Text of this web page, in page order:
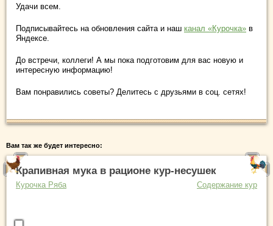
Удачи всем.
Подписывайтесь на обновления сайта и наш канал «Курочка» в
Яндексе.
До встречи, коллеги! А мы пока подготовим для вас новую и
интересную информацию!
Вам понравились советы? Делитесь с друзьями в соц. сетях!
Вам так же будет интересно:
Крапивная мука в рационе кур-несушек
Курочка Ряба Содержание кур